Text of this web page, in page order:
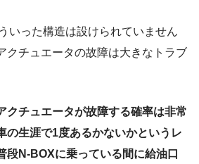
いった構造は設けられていません
クチュエータの故障は大きなトラブ
クチュエータが故障する確率は非常
の生涯で1度あるかないかというレ
段N-BOXに乗っている間に給油口